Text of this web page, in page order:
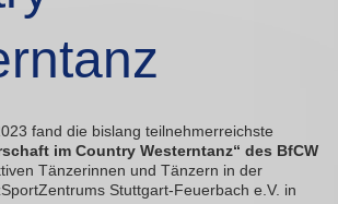
fand die bislang teilnehmerreichste
im Country Westerntanz“ des BfCW
Tänzerinnen und Tänzern in der
Stuttgart-Feuerbach e.V. in